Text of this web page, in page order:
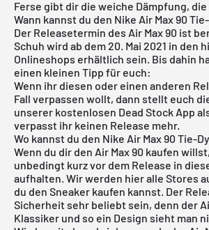
Ferse gibt dir die weiche Dämpfung,
Wann kannst du den Nike Air Max 90
Der Releasetermin des Air Max 90 ist
Schuh wird ab dem 20. Mai 2021 in den
Onlineshops erhältlich sein. Bis dahin
einen kleinen Tipp für euch:
Wenn ihr diesen oder einen anderen
Fall verpassen wollt, dann stellt euch
unserer kostenlosen Dead Stock App
verpasst ihr keinen Release mehr.
Wo kannst du den Nike Air Max 90 Tie-
Wenn du dir den Air Max 90 kaufen
unbedingt kurz vor dem Release in
aufhalten. Wir werden hier alle Stores
du den Sneaker kaufen kannst. Der
Sicherheit sehr beliebt sein, denn der
Klassiker und so ein Design sieht man